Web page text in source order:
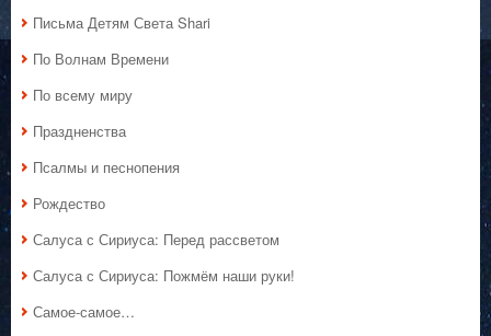
Письма Детям Света Shari
По Волнам Времени
По всему миру
Праздненства
Псалмы и песнопения
Рождество
Салуса с Сириуса: Перед рассветом
Салуса с Сириуса: Пожмём наши руки!
Самое-самое…